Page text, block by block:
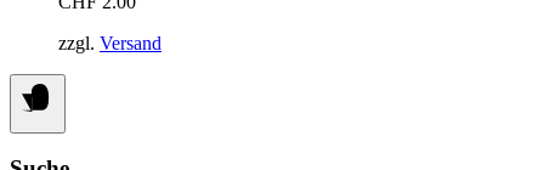
zzgl. Versand